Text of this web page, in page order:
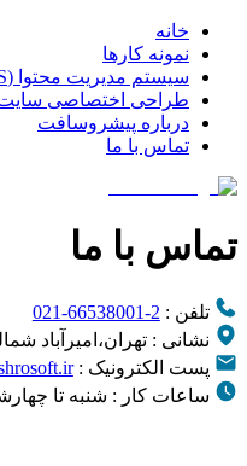
خانه
نمونه کارها
سیستم مدیریت محتوا (CMS) اختصاصی
طراحی اختصاصی
درباره پیشروسافت
تماس با ما
تماس با ما
تلفن : 021-66538001-2
نشانی : تهران،امیرآباد
پست الکترونیک :
ساعات کار : شنبه تا چهارشنبه -